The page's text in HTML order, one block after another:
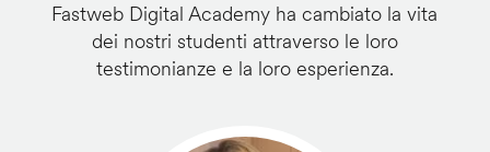
Fastweb Digital Academy ha cambiato la vita
dei nostri studenti attraverso le loro
testimonianze e la loro esperienza.